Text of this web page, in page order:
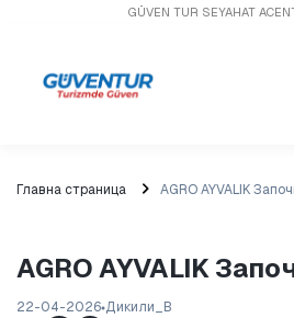
GÜVEN TUR SEYAHAT
Главна страница AGRO AYVALIK
AGRO AYVALIK
22-04-2026 Дикили_B